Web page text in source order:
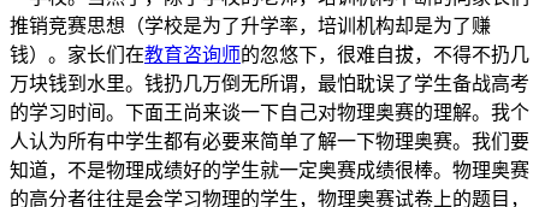
推销竞赛思想（学校是为了升学率，培训机构却是为了赚
钱）。家长们在教育咨询师的忽悠下，很难自拔，不得不扔几
万块钱到水里。钱扔几万倒无所谓，最怕耽误了学生备战高考
的学习时间。下面王尚来谈一下自己对物理奥赛的理解。我个
人认为所有中学生都有必要来简单了解一下物理奥赛。我们要
知道，不是物理成绩好的学生就一定奥赛成绩很棒。物理奥赛
的高分者往往是会学习物理的学生，物理奥赛试卷上的题目，